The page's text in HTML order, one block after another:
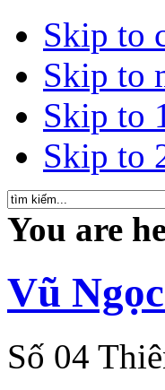
Skip to
Skip to
Skip to
Skip to
You are
Vũ
Số 04